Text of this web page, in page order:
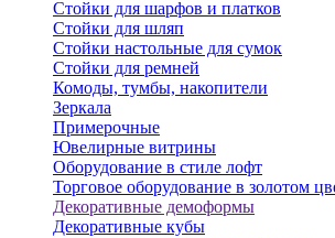
Стойки для шарфов и платков
Стойки для шляп
Стойки настольные для сумок
Стойки для ремней
Комоды, тумбы, накопители
Зеркала
Примерочные
Ювелирные витрины
Оборудование в стиле лофт
Торговое оборудование в золотом
Декоративные демоформы
Декоративные кубы